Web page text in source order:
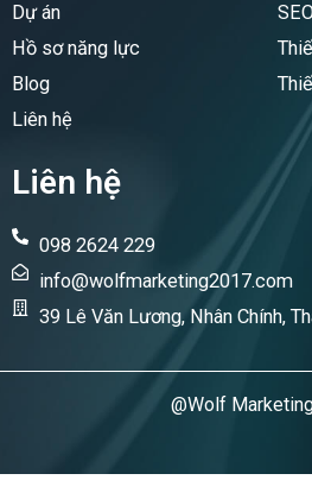
Dự án
Hồ sơ năng lực
Blog
Liên hệ
Liên hệ
098 2624 229
info@wolfmarketing2017.com
39 Lê Văn Lương, Nhân Chính,
@Wolf